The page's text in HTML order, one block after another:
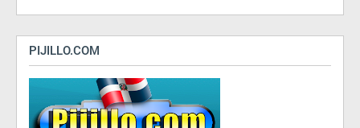
PIJILLO.COM